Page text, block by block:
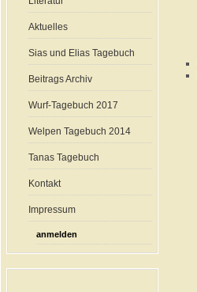
Aktuelles
Sias und Elias Tagebuch
Beitrags Archiv
Wurf-Tagebuch 2017
Welpen Tagebuch 2014
Tanas Tagebuch
Kontakt
Impressum
anmelden